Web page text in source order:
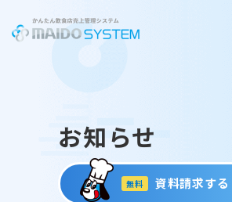
お知らせ
無料 資料請求する